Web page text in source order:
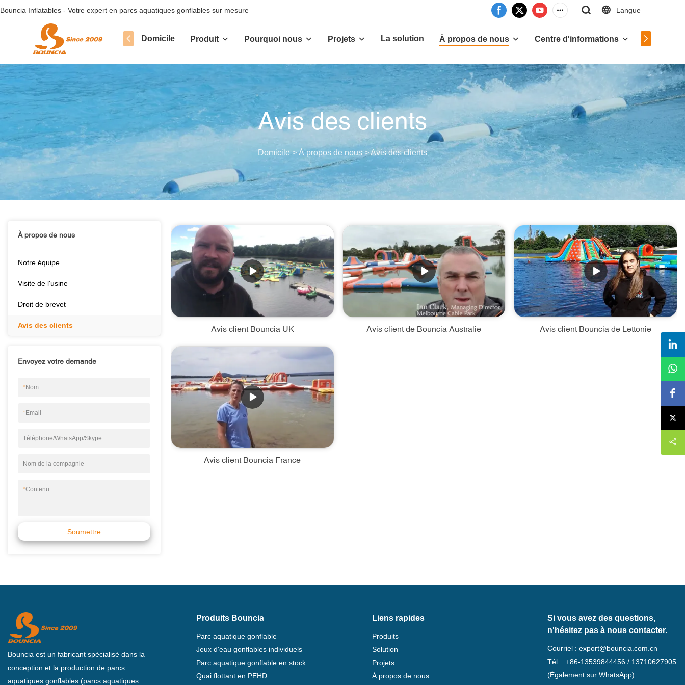
Bouncia Inflatables - Votre expert en parcs aquatiques gonflables sur mesure Langue
Domicile Produit Pourquoi nous Projets La solution À propos de nous Centre d'informations
Avis des clients
Domicile > À propos de nous >Avis des clients
À propos de nous
Notre équipe
Visite de l'usine
Droit de brevet
Avis des clients
Envoyez votre demande
*Nom
*Email
Téléphone/WhatsApp/Skype
Nom de la compagnie
*Contenu
Soumettre
Avis client Bouncia UK Avis client de Bouncia Australie Avis client Bouncia de Lettonie
Avis client Bouncia France
Bouncia est un fabricant spécialisé dans la
conception et la production de parcs
aquatiques gonflables (parcs aquatiques
Produits Bouncia
Parc aquatique gonflable
Jeux d'eau gonflables individuels
Parc aquatique gonflable en stock
Quai flottant en PEHD
Liens rapides
Produits
Solution
Projets
À propos de nous
Si vous avez des questions,
n'hésitez pas à nous contacter.
Courriel :export@bouncia.com.cn
Tél. : +86-13539844456 / 13710627905
(Également sur WhatsApp)